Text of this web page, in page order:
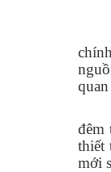
đêm
thiết
mới